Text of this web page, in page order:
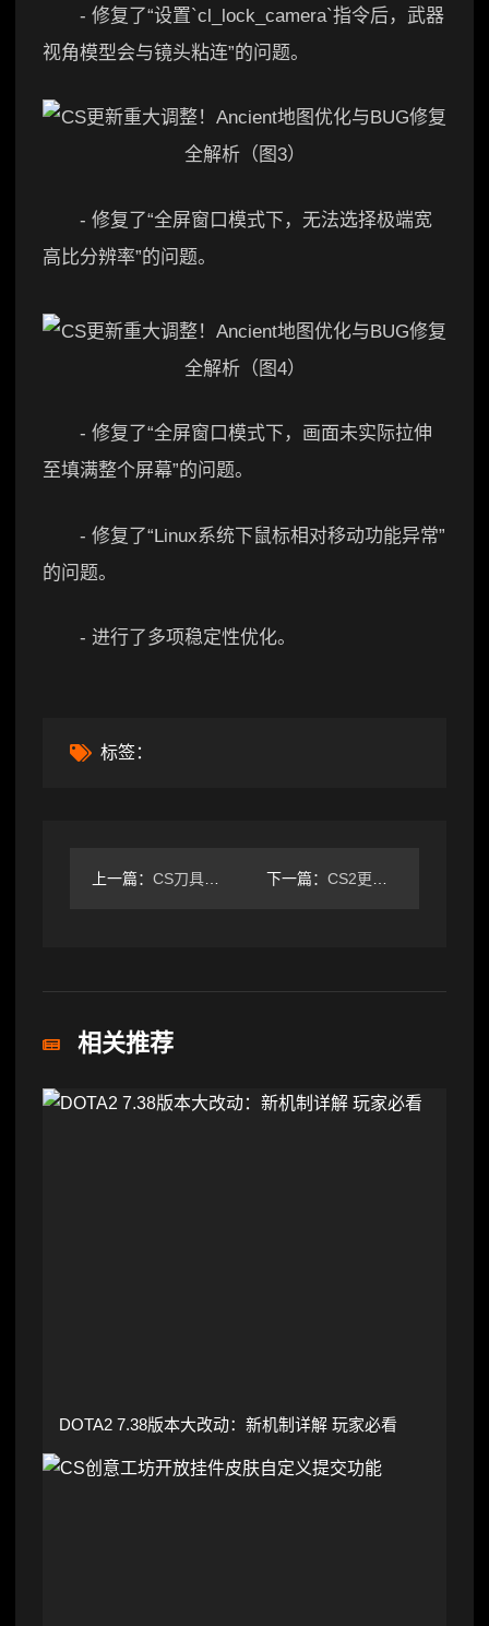
- 修复了“设置`cl_lock_camera`指令后，武器
视角模型会与镜头粘连”的问题。
- 修复了“全屏窗口模式下，无法选择极端宽
高比分辨率”的问题。
- 修复了“全屏窗口模式下，画面未实际拉伸
至填满整个屏幕”的问题。
- 修复了“Linux系统下鼠标相对移动功能异常”
的问题。
- 进行了多项稳定性优化。
标签：
上一篇： CS刀具动画优化升级，流畅体验细节提升 下一篇： CS2更新亮点：Ancient夜间模式上线，贴纸75折促销
相关推荐
DOTA2 7.38版本大改动：新机制详解 玩家必看